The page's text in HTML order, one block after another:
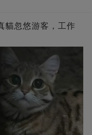
貓忽悠游客，工作